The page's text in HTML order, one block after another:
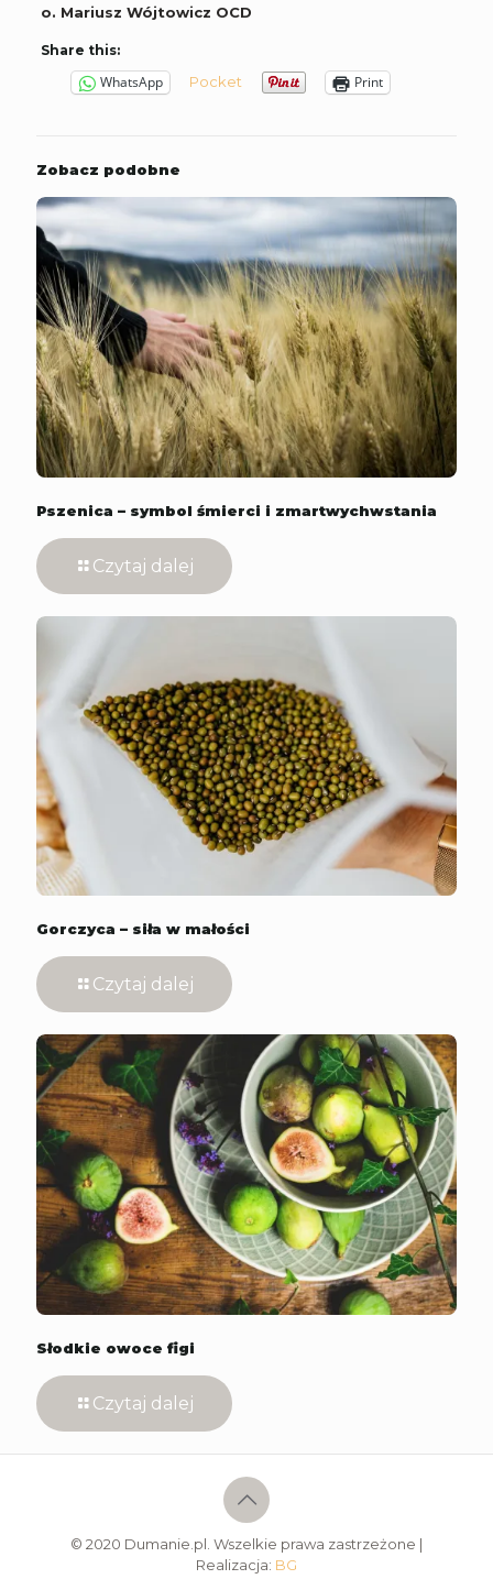
o. Mariusz Wójtowicz OCD
Share this:
WhatsApp Pocket Print
Zobacz podobne
Pszenica – symbol śmierci i zmartwychwstania
Czytaj dalej
Gorczyca – siła w małości
Czytaj dalej
Słodkie owoce figi
Czytaj dalej
© 2020 Dumanie.pl. Wszelkie prawa zastrzeżone |
Realizacja: BG